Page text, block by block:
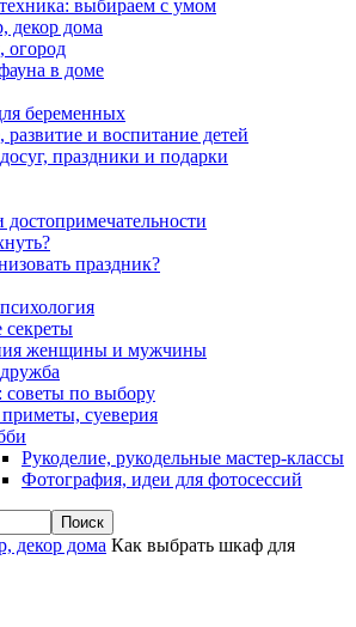
выбираем с умом
декор дома
огород
в доме
беременных
развитие и воспитание детей
праздники и подарки
праздник?
женщины и мужчины
советы по выбору
суеверия
Рукоделие, рукодельные мастер-классы
Фотография, идеи для фотосессий
декор дома Как выбрать шкаф для